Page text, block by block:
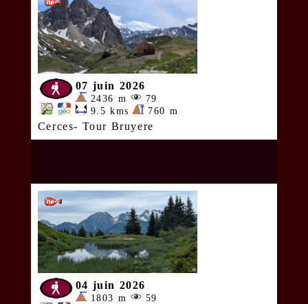
07 juin 2026
2436 m
79
9.5 kms
760 m
Cerces- Tour Bruyere
04 juin 2026
1803 m
59